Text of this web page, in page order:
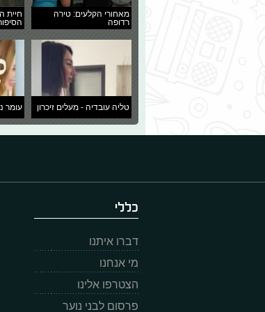
מאחורי הקלעים: טירה
רדופה
חיית
טליה עובדיה - מעלים זיכרון עומר
כללי
דברו איתנו
מי אנחנו
הצטרפו אלינו
פרסום לבני נוער